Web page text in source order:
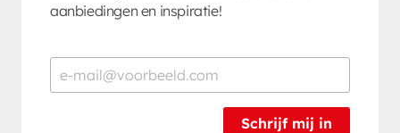
aanbiedingen en inspiratie!
Schrijf mij in